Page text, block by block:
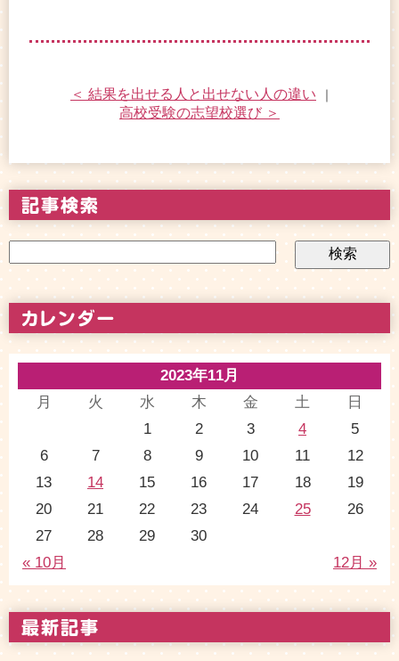
＜ 結果を出せる人と出せない人の違い ｜
高校受験の志望校選び ＞
2023年11月
月
火 水 木 金 土 日
« 10月 12月 »
1 2 3 4
5
6
7 8 9 10 11
12
13
14 15 16 17 18
19
20
21 22 23 24 25
26
27
28 29 30